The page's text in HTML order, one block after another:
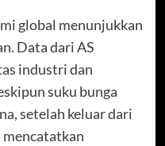
global menunjukkan
Data dari AS
industri dan
suku bunga
setelah keluar dari